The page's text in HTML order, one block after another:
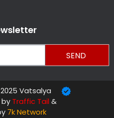
SEND
Vatsalya
by Traffic Tail&
7k Network